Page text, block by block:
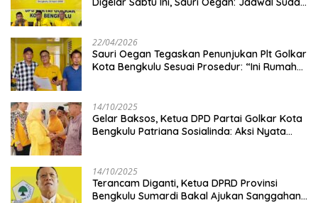
22/04/2026
Sauri Oegan Tegaskan Penunjukan Plt Golkar
Kota Bengkulu Sesuai Prosedur: “Ini Rumah
14/10/2025
‎Gelar Baksos, Ketua DPD Partai Golkar Kota
Bengkulu Patriana Sosialinda: Aksi Nyata
14/10/2025
Terancam Diganti, Ketua DPRD Provinsi
Bengkulu Sumardi Bakal Ajukan Sanggahan